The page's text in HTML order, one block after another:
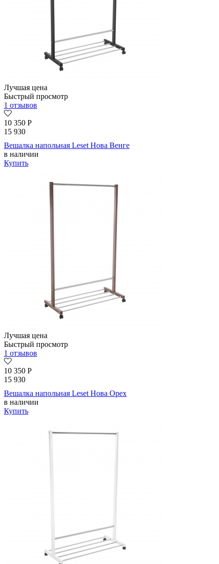
Лучшая цена
Быстрый просмотр
1 отзывов
10 350 Р
15 930
Вешалка напольная Leset Нова Венге
в наличии
Купить
Лучшая цена
Быстрый просмотр
1 отзывов
10 350 Р
15 930
Вешалка напольная Leset Нова Орех
в наличии
Купить